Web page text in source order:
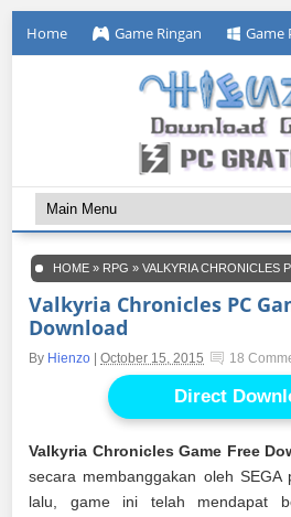
Home Game Ringan Game
HOME » RPG »VALKYRIA CHRONICLES
Valkyria Chronicles PC
Download
By Hienzo |October 15, 2015 18
Direct
Valkyria Chronicles Game Free
secara membanggakan oleh
lalu, game ini telah mendapat